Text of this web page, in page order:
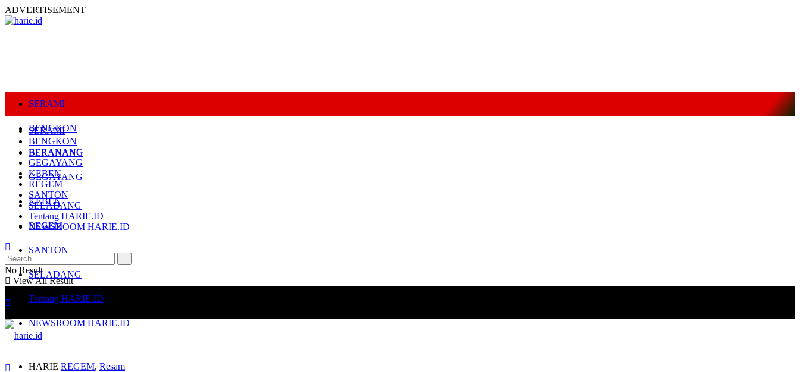
ADVERTISEMENT
SERAMI
BENGKON
BERANANG
GEGAYANG
KEBEN
REGEM
SANTON
SELADANG
Tentang HARIE.ID
NEWSROOM HARIE.ID
SERAMI
BENGKON
BERANANG
GEGAYANG
KEBEN
REGEM
SANTON
SELADANG
Tentang HARIE.ID
NEWSROOM HARIE.ID
No Result
View All Result
HARIE REGEM, Resam